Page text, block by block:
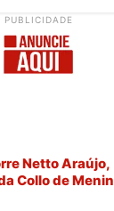
PUBLICIDADE
Netto Araújo,
Collo de